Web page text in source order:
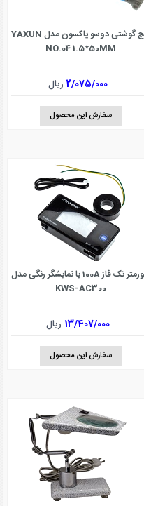
پیچ گوشتی دوسو یاکسون مدل YAXUN
NO.04 1.5*50MM
2/075/000ریال
سفارش این محصول
پاورمتر تک فاز 100A با نمایشگر رنگی مدل
KWS-AC300
13/407/000 ریال
سفارش این محصول